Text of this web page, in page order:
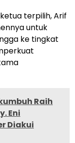
terpilih, Arif
untuk
ke tingkat
Raih
Eni
Diakui